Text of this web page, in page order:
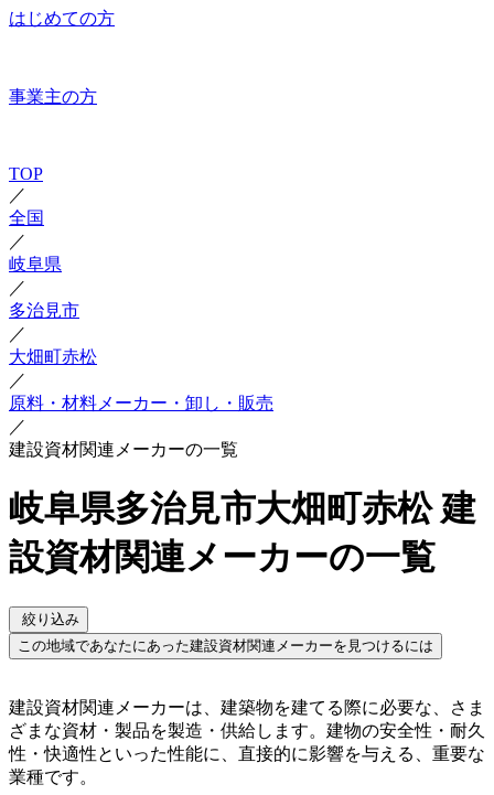
はじめての方
事業主の方
TOP
／
全国
／
岐阜県
／
多治見市
／
大畑町赤松
／
原料・材料メーカー・卸し・販売
／
建設資材関連メーカーの一覧
岐阜県多治見市大畑町赤松 建
設資材関連メーカーの一覧
絞り込み
この地域であなたにあった建設資材関連メーカーを見つけるには
建設資材関連メーカーは、建築物を建てる際に必要な、さま
ざまな資材・製品を製造・供給します。建物の安全性・耐久
性・快適性といった性能に、直接的に影響を与える、重要な
業種です。